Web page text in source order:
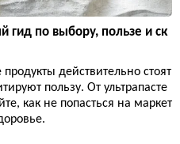
по выбору, пользе и ск
действительно стоят
пользу. От ультрапасте
как не попасться на маркет